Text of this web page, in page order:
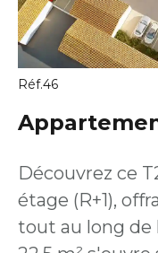
Réf.46
pièce(s)
Découvrez ce
étage (R+1),
tout au long de la